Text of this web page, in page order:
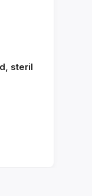
steril